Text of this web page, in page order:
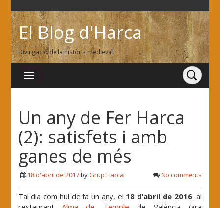
El Blog d'Harca
Divulgació de la història medieval
Un any de Fer Harca
(2): satisfets i amb
ganes de més
18 d'abril de 2017byGrup Harca No comments
Tal dia com hui de fa un any, el 18 d’abril de 2016, al